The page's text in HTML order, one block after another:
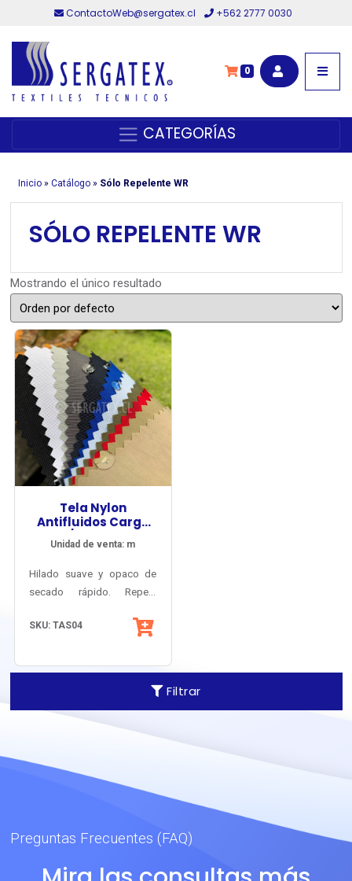
ContactoWeb@sergatex.cl +562 2777 0030
0
CATEGORÍAS
Inicio» Catálogo» Sólo Repelente WR
Filtrar
SÓLO REPELENTE WR
Mostrando el único resultado
Tela Nylon
Antifluidos Cargo
WR / Poliamida
XDry® UV-PRO®
Unidad de venta: m
Hilado suave y opaco de
secado rápido. Repele
protege
los rayos UV.
SKU: TAS04
Preguntas Frecuentes (FAQ)